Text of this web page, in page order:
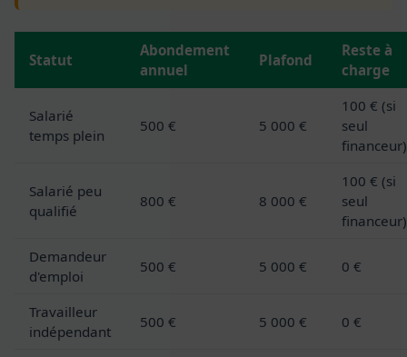
Statut
Abondement
annuel
Plafond
Reste à
charge
Salarié
temps plein
500 € 5 000 €
100 € (si
seul
financeur)
Salarié peu
qualifié
800 € 8 000 €
100 € (si
seul
financeur)
Demandeur
d'emploi
500 € 5 000 € 0 €
Travailleur
indépendant
500 € 5 000 € 0 €